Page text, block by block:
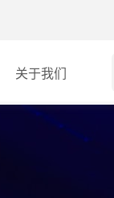
关于我们